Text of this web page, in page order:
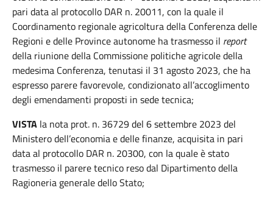
pari data al protocollo DAR n. 20011, con la quale il
Coordinamento regionale agricoltura della Conferenza delle
Regioni e delle Province autonome ha trasmesso il report
della riunione della Commissione politiche agricole della
medesima Conferenza, tenutasi il 31 agosto 2023, che ha
espresso parere favorevole, condizionato all’accoglimento
degli emendamenti proposti in sede tecnica;
VISTA la nota prot. n. 36729 del 6 settembre 2023 del
Ministero dell’economia e delle finanze, acquisita in pari
data al protocollo DAR n. 20300, con la quale è stato
trasmesso il parere tecnico reso dal Dipartimento della
Ragioneria generale dello Stato;